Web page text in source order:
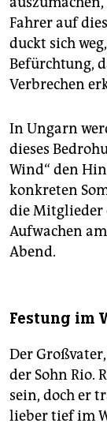
Fahrer auf
duckt sich
Befürchtung,
Verbrechen
In Ungarn
dieses
Wind“ den
konkreten
die Mitglieder
Aufwachen
Abend.
Festung im
Der
der Sohn Rio.
sein, doch er
lieber tief im